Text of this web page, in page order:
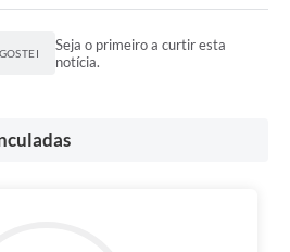
Seja o primeiro a curtir esta
notícia.